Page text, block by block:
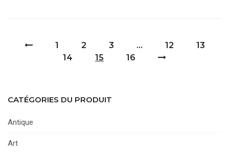
1 2 3 … 12
13
14
15 16
CATÉGORIES DU PRODUIT
Antique
Art